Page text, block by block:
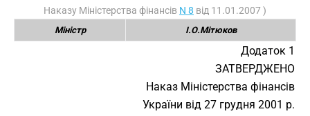
Наказу Міністерства фінансів N 8 від 11.01.2007 )
Міністр І.О.Мітюков
Додаток 1
ЗАТВЕРДЖЕНО
Наказ Міністерства фінансів
України від 27 грудня 2001 р.